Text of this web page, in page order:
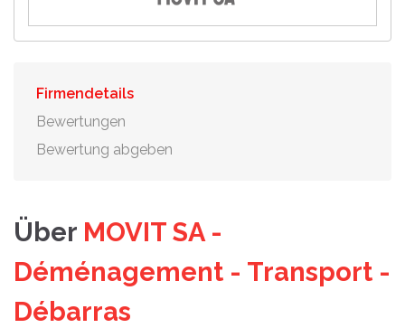
Firmendetails
Bewertungen
Bewertung abgeben
Über MOVIT SA -
Déménagement - Transport -
Débarras